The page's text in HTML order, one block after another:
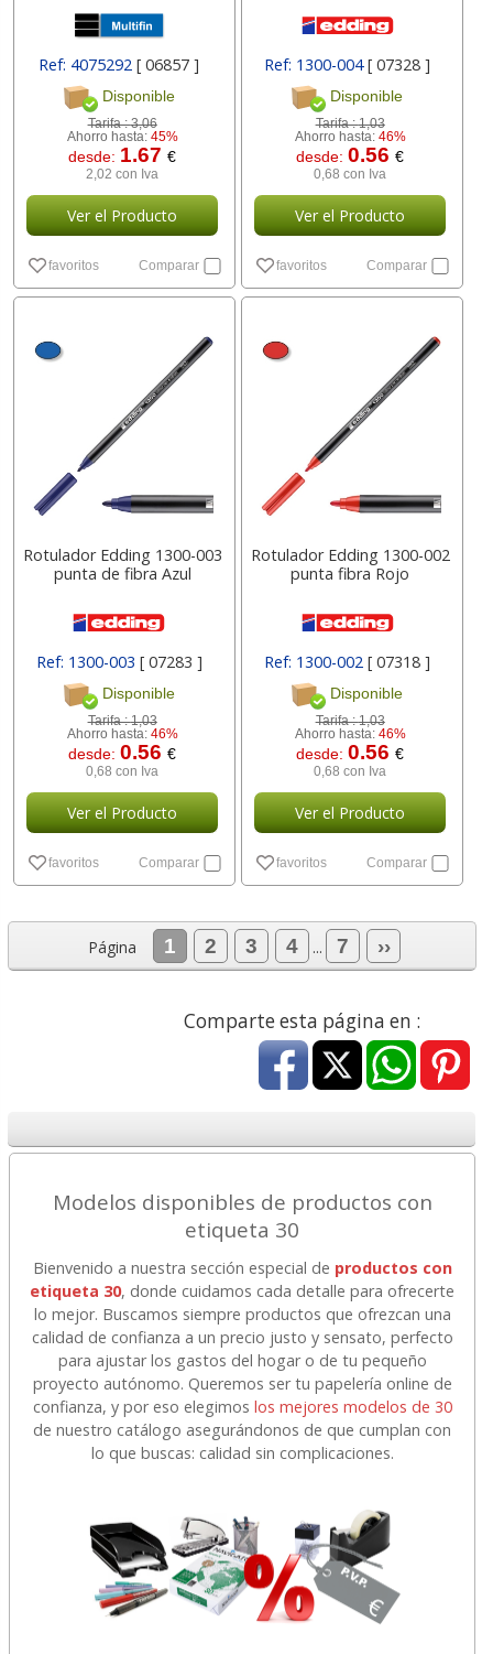
Ref: 4075292[ 06857 ]
Disponible
Tarifa :3,06
Ahorro hasta: 45%
desde: 1.67€
2,02 con Iva
Ver el Producto
favoritos Comparar
Ref: 1300-004[ 07328 ]
Disponible
Tarifa :1,03
Ahorro hasta: 46%
desde:0.56€
0,68 con Iva
Ver el Producto
favoritos Comparar
Rotulador Edding 1300-003
punta de fibra Azul
Ref: 1300-003 [ 07283 ]
Disponible
Tarifa :1,03
Ahorro hasta: 46%
desde:0.56€
0,68 con Iva
Ver el Producto
favoritos Comparar
Rotulador Edding 1300-002
punta fibra Rojo
Ref: 1300-002 [ 07318 ]
Disponible
Tarifa :1,03
Ahorro hasta: 46%
desde:0.56€
0,68 con Iva
Ver el Producto
favoritos Comparar
Página 1 2 3 4 ... 7 ››
Comparte esta página en :
Modelos disponibles de productos con
etiqueta 30
Bienvenido a nuestra sección especial de productos con
etiqueta 30, donde cuidamos cada detalle para ofrecerte
lo mejor. Buscamos siempre productos que ofrezcan una
calidad de confianza a un precio justo y sensato, perfecto
para ajustar los gastos del hogar o de tu pequeño
proyecto autónomo. Queremos ser tu papelería online de
confianza, y por eso elegimos los mejores modelos de 30
de nuestro catálogo asegurándonos de que cumplan con
lo que buscas: calidad sin complicaciones.